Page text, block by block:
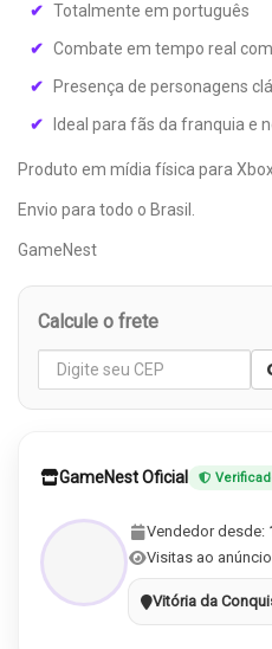
Totalmente em português
Combate em tempo real
Presença de personagens
Ideal para fãs da franquia e
Produto em mídia física para
Envio para todo o Brasil.
GameNest
Calcule o frete
GameNest Oficial
Vendedor desde:
Visitas ao
Vitória da